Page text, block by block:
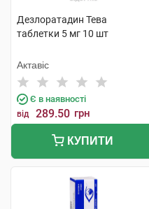
Дезлоратадин Тева
таблетки 5 мг 10 шт
Актавіс
Є в наявності
від 289.50 грн
КУПИТИ